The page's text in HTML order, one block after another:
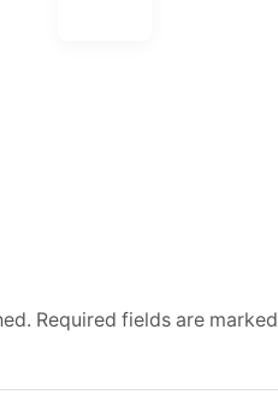
Required fields are marked